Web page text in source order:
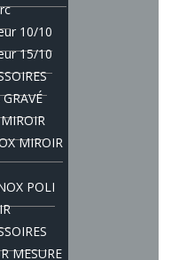
10/10
15/10
MIROIR
POLI
MESURE